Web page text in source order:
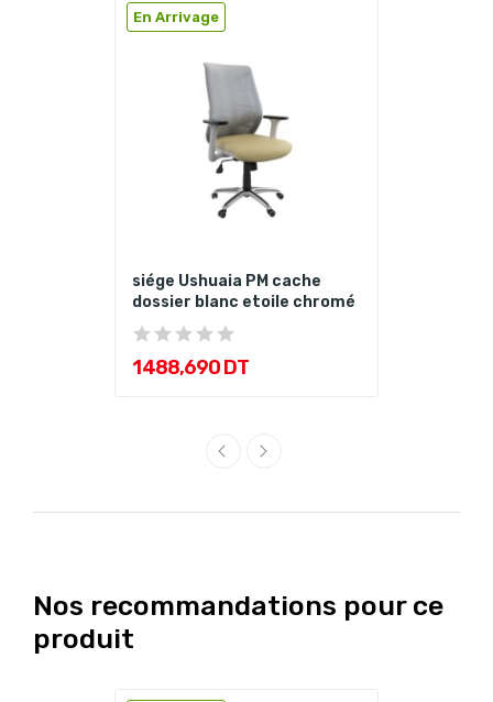
En Arrivage
siége Ushuaia PM cache
dossier blanc etoile chromé
1 488,690 DT
Nos recommandations pour ce
produit